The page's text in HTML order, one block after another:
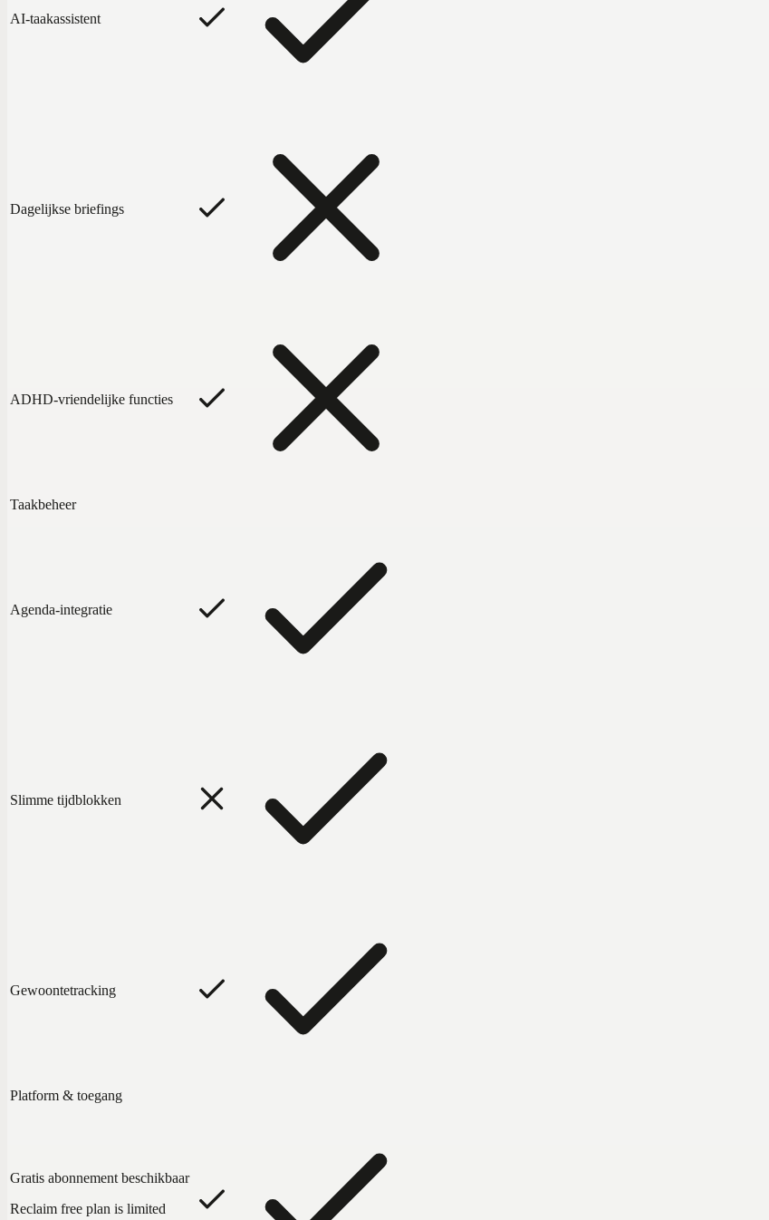
AI-taakassistent
Dagelijkse briefings
ADHD-vriendelijke functies
Taakbeheer
Agenda-integratie
Slimme tijdblokken
Gewoontetracking
Platform & toegang
Gratis abonnement beschikbaar
Reclaim free plan is limited